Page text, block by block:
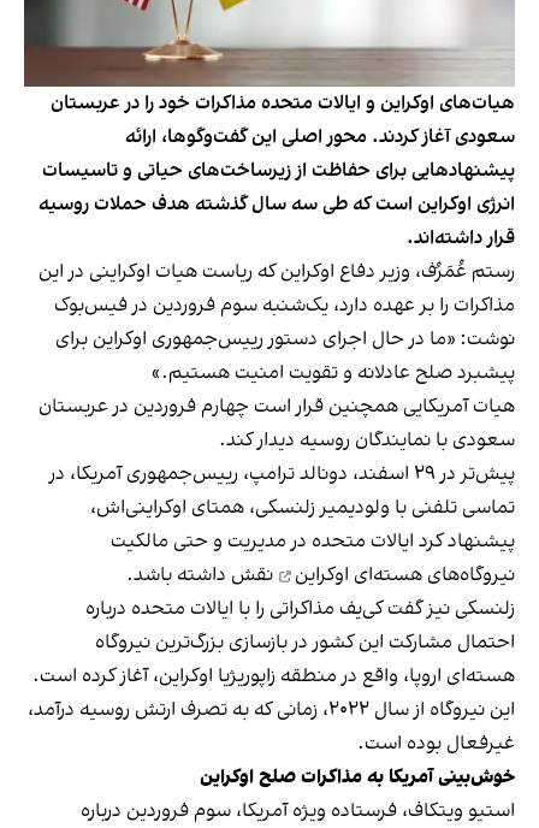
هیات‌های اوکراین و ایالات متحده مذاکرات خود را در عربستان
سعودی آغاز کردند. محور اصلی این گفت‌وگوها، ارائه
پیشنهادهایی برای حفاظت از زیرساخت‌های حیاتی و تاسیسات
انرژی اوکراین است که طی سه سال گذشته هدف حملات روسیه
قرار داشته‌اند.
رستم عُمَرُف، وزیر دفاع اوکراین که ریاست هیات اوکراینی در این
مذاکرات را بر عهده دارد، یک‌شنبه سوم فروردین در فیس‌بوک
نوشت: «ما در حال اجرای دستور رییس‌جمهوری اوکراین برای
پیشبرد صلح عادلانه و تقویت امنیت هستیم.»
هیات آمریکایی همچنین قرار است چهارم فروردین در عربستان
سعودی با نمایندگان روسیه دیدار کند.
پیش‌تر در ۲۹ اسفند، دونالد ترامپ، رییس‌جمهوری آمریکا، در
تماسی تلفنی با ولودیمیر زلنسکی، همتای اوکراینی‌اش،
پیشنهاد کرد ایالات متحده در مدیریت و حتی مالکیت
نیروگاه‌های هسته‌ای اوکراین
نقش داشته باشد.
زلنسکی نیز گفت کی‌یف مذاکراتی را با ایالات متحده درباره
احتمال مشارکت این کشور در بازسازی بزرگ‌ترین نیروگاه
هسته‌ای اروپا، واقع در منطقه زاپوریژیا اوکراین، آغاز کرده است.
این نیروگاه از سال ۲۰۲۲، زمانی که به تصرف ارتش روسیه درآمد،
غیرفعال بوده است.
خوش‌بینی آمریکا به مذاکرات صلح اوکراین
استیو ویتکاف، فرستاده ویژه آمریکا، سوم فروردین درباره